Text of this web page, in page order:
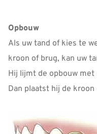
Opbouw
Als uw tand of kies te
kroon of brug, kan uw
Hij lijmt de opbouw
Dan plaatst hij de